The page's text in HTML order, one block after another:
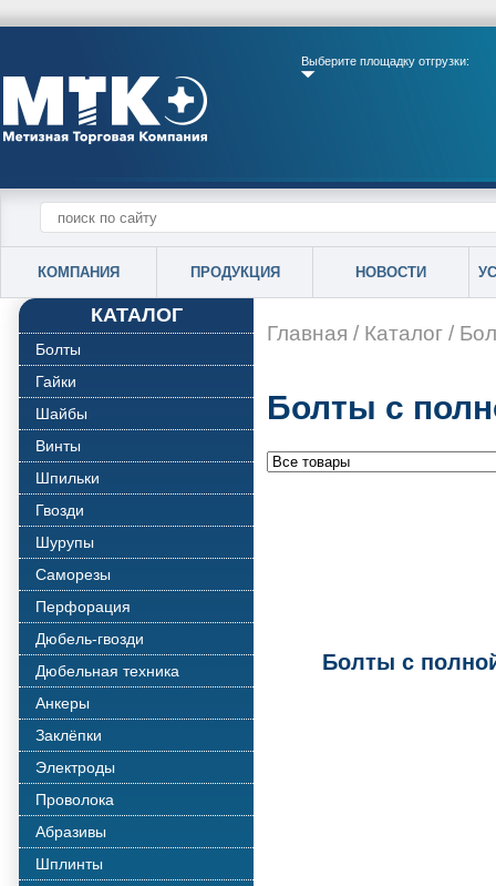
Выберите площадку отгрузки:
КОМПАНИЯ ПРОДУКЦИЯ НОВОСТИ
КАТАЛОГ
Болты
Гайки
Шайбы
Винты
Шпильки
Гвозди
Шурупы
Саморезы
Перфорация
Дюбель-гвозди
Дюбельная техника
Анкеры
Заклёпки
Электроды
Проволока
Абразивы
Шплинты
Главная / Каталог /
Болты с
Болты с